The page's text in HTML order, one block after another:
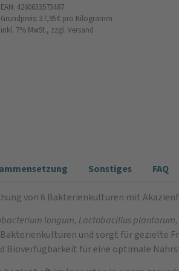
EAN: 4260633573487
Grundpreis: 37,95 € pro Kilogramm
inkl. 7% MwSt., zzgl. Versand
Sonstiges FAQ
von 6 Bakterienkulturen mit
longum, Lactobacillus
und sorgt für gezielte
Bioverfügbarkeit für eine optimale